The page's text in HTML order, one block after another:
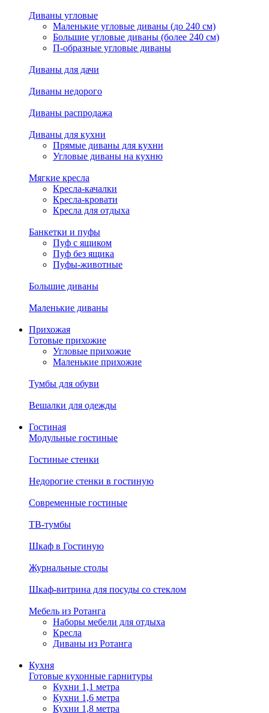
Диваны угловые
Маленькие угловые диваны (до 240 см)
Большие угловые диваны (более 240 см)
П-образные угловые диваны
Диваны для дачи
Диваны недорого
Диваны распродажа
Диваны для кухни
Прямые диваны для кухни
Угловые диваны на кухню
Мягкие кресла
Кресла-качалки
Кресла-кровати
Кресла для отдыха
Банкетки и пуфы
Пуф с ящиком
Пуф без ящика
Пуфы-животные
Большие диваны
Маленькие диваны
Прихожая
Готовые прихожие
Угловые прихожие
Маленькие прихожие
Тумбы для обуви
Вешалки для одежды
Гостиная
Модульные гостиные
Гостиные стенки
Недорогие стенки в гостиную
Современные гостиные
ТВ-тумбы
Шкаф в Гостиную
Журнальные столы
Шкаф-витрина для посуды со стеклом
Мебель из Ротанга
Наборы мебели для отдыха
Кресла
Диваны из Ротанга
Кухня
Готовые кухонные гарнитуры
Кухни 1,1 метра
Кухни 1,6 метра
Кухни 1,8 метра